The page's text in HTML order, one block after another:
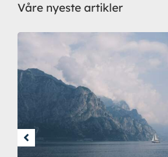
Våre nyeste artikler